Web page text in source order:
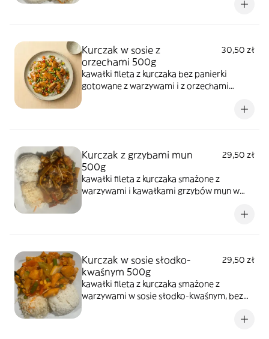
Kurczak w sosie z
orzechami 500g
30,50 zł
kawałki fileta z kurczaka bez panierki
gotowane z warzywami i z orzechami
Kurczak z grzybami mun
500g
29,50 zł
kawałki fileta z kurczaka smażone z
warzywami i kawałkami grzybów mun w
Kurczak w sosie słodko-
kwaśnym 500g
29,50 zł
kawałki fileta z kurczaka smażone z
warzywami w sosie słodko-kwaśnym, bez